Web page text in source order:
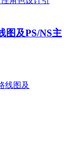
图及PS/NS主